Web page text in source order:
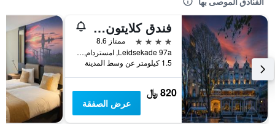
فندق كلايتون أمستردام أمريكان
4 نجوم
ممتاز 8.6
Leidsekade 97a, امستردام, مقاطعة شمال هولندا, هولندا
1.5 كيلومتر عن وسط المدينة
820 ﷼
عرض الصفقة